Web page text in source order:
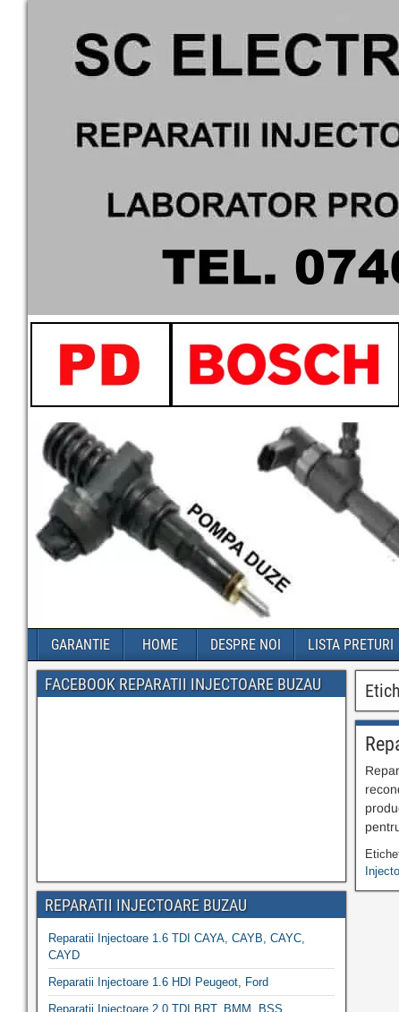
GARANTIE HOME DESPRE NOI LISTA PRETURI
FACEBOOK REPARATII INJECTOARE BUZAU
REPARATII INJECTOARE BUZAU
Reparatii Injectoare 1.6 TDI CAYA, CAYB, CAYC,
CAYD
Reparatii Injectoare 1.6 HDI Peugeot, Ford
Reparatii Injectoare 2.0 TDI BRT, BMM, BSS